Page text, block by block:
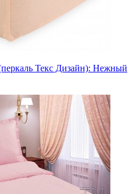
Текс Дизайн): Нежный